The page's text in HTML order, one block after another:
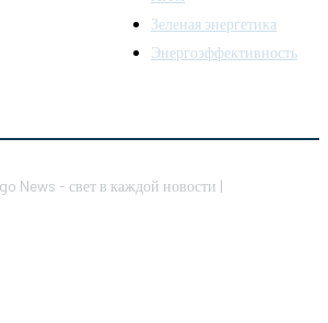
Зеленая энергетика
Энергоэффективность
News - свет в каждой новости |